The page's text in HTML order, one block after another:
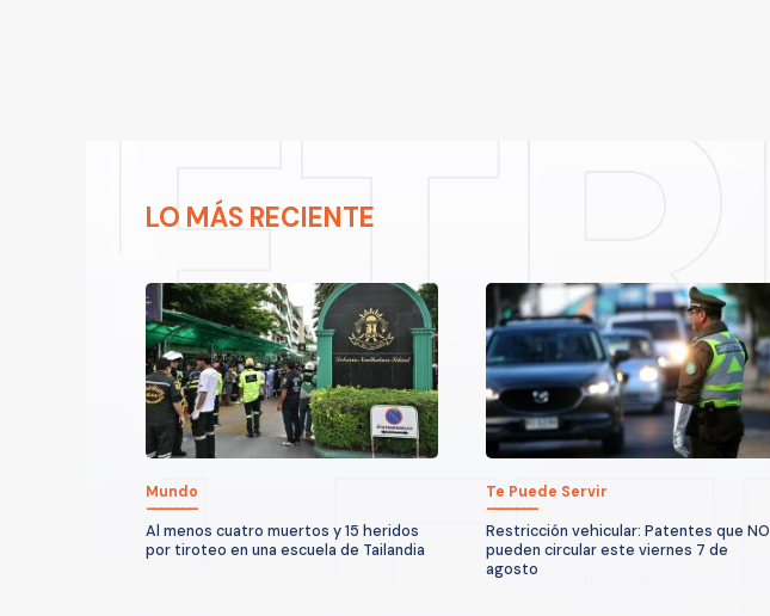
LO MÁS RECIENTE
Mundo
Al menos cuatro muertos y 15 heridos
por tiroteo en una escuela de Tailandia
Te Puede Servir
Restricción vehicular: Patentes que NO
pueden circular este viernes 7 de
agosto